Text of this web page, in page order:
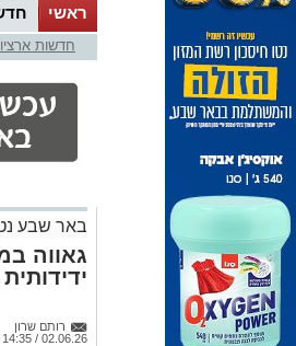
ראשי
עסקים
חדשות
באר שבע
גאווה
רותם שרון
02.06.26 / 14:35